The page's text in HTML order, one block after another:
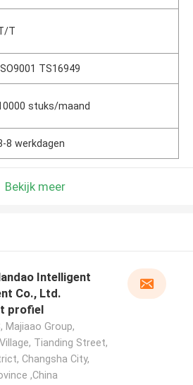
T
TS16949
stuks/maand
8 werkdagen
Bekijk meer
Intelligent
Co., Ltd.
profiel
Majiaao Group,
Tianding Street,
Changsha City,
,China